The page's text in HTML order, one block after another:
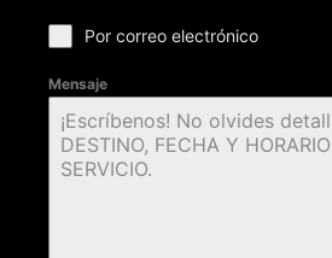
Por correo electrónico
Mensaje